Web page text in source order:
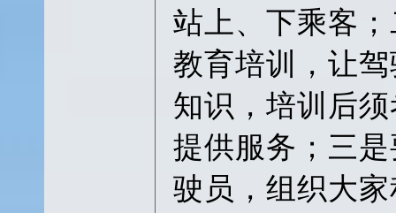
站上、下乘客
教育培训，让
知识，培训后
提供服务；三
驶员，组织大